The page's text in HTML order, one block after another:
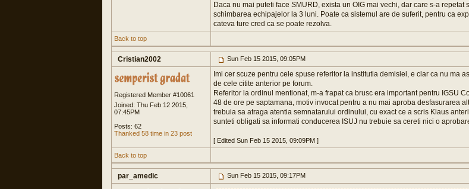
Daca nu mai puteti face SMURD, exista un OIG mai vechi, dar care s-a
schimbarea echipajelor la 3 luni. Poate ca sistemul are de suferit, pentru ca
cateva ture cred ca se poate rezolva.
Back to top
Cristian2002 Sun Feb 15 2015, 09:05PM
Registered Member #10061
Joined: Thu Feb 12 2015,
07:45PM
Posts: 62
Thanked 58 time in 23 post
Imi cer scuze pentru cele spuse referitor la institutia demisiei, e clar ca nu ma
de cele citite anterior pe forum.
Referitor la ordinul mentionat, m-a frapat ca brusc era important pentru IGSU
48 de ore pe saptamana, motiv invocat pentru a nu mai aproba desfasurarea
trebuia sa atraga atentia semnatarului ordinului, cu exact ce a scris Klaus
sunteti obligati sa informati conducerea ISUJ nu trebuie sa cereti nici o
[ Edited Sun Feb 15 2015, 09:09PM ]
Back to top
par_amedic Sun Feb 15 2015, 09:17PM